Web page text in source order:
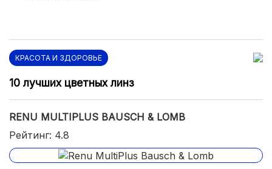
КРАСОТА И ЗДОРОВЬЕ
10 лучших цветных линз
RENU MULTIPLUS BAUSCH & LOMB
Рейтинг: 4.8